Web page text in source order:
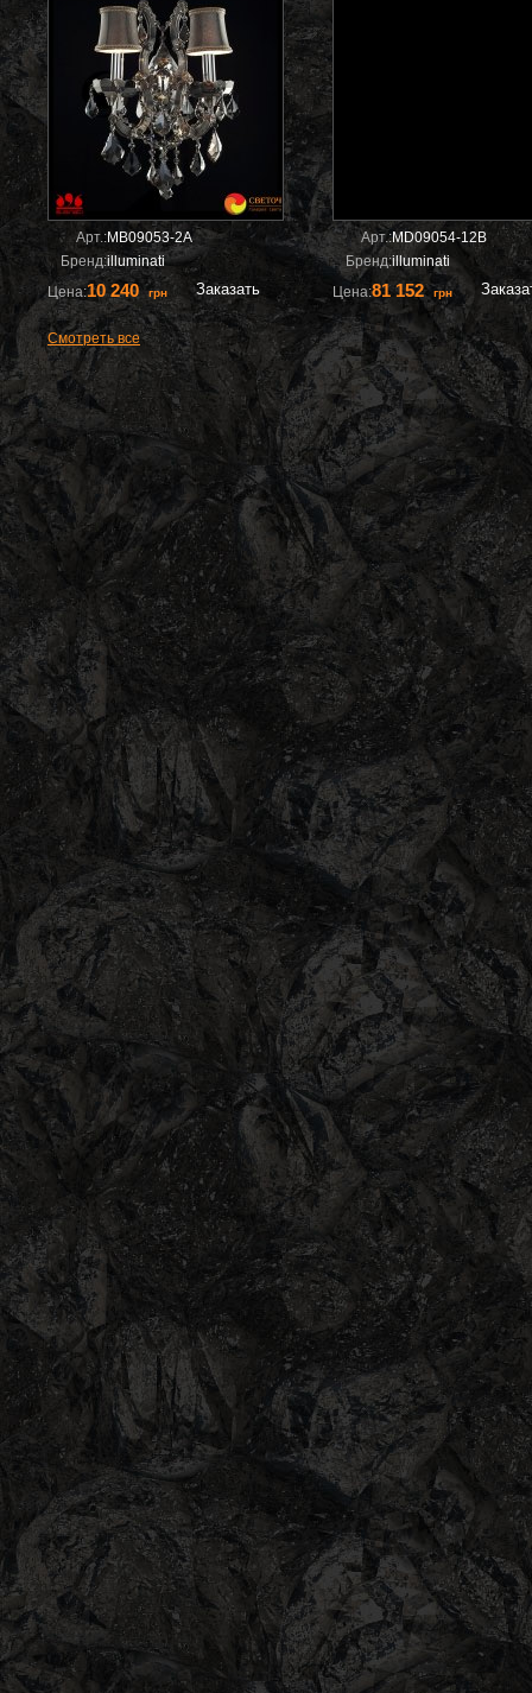
Арт.:MB09053-2A
Бренд:illuminati
Цена:10 240грн Заказать
Арт.:MD09054-12B
Бренд:illuminati
Цена:81 152грн
Смотреть все